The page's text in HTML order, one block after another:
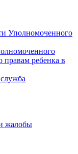
Уполномоченного
ребенка в
жалобы